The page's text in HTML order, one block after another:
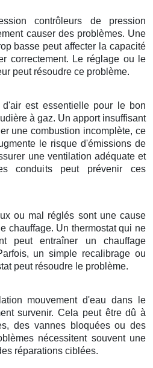
contrôleurs de pression
causer des problèmes. Une
basse peut affecter la capacité
correctement. Le réglage ou le
peut résoudre ce problème.
est essentielle pour le bon
à gaz. Un apport insuffisant
une combustion incomplète, ce
le risque d'émissions de
une ventilation adéquate et
conduits peut prévenir ces
ou mal réglés sont une cause
chauffage. Un thermostat qui ne
peut entraîner un chauffage
un simple recalibrage ou
peut résoudre le problème.
mouvement d'eau dans le
survenir. Cela peut être dû à
des vannes bloquées ou des
nécessitent souvent une
réparations ciblées.